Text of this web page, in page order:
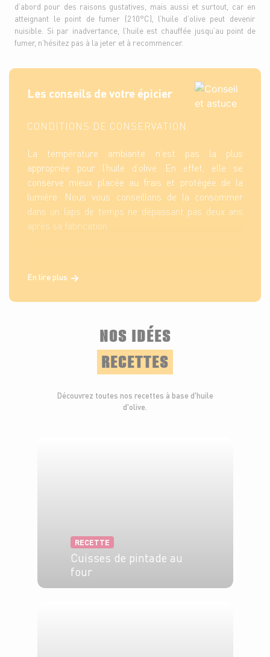
d’abord pour des raisons gustatives, mais aussi et surtout, car en
atteignant le point de fumer (210°C), l’huile d’olive peut devenir
nuisible. Si par inadvertance, l’huile est chauffée jusqu’au point de
fumer, n’hésitez pas à la jeter et à recommencer.
Les conseils de votre épicier
CONDITIONS DE CONSERVATION
La température ambiante n’est pas la plus
appropriée pour l’huile d’olive. En effet, elle se
conserve mieux placée au frais et protégée de la
lumière. Nous vous conseillons de la consommer
dans un laps de temps ne dépassant pas deux ans
après sa fabrication.
En lire plus
NOS IDÉES
RECETTES
Découvrez toutes nos recettes à base d'huile
d'olive.
RECETTE
Cuisses de pintade au
four